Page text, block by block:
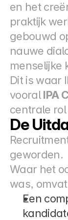
en het
praktijk
gebouwd
nauwe
menselijke
Dit is waar
vooral IPA
centrale
De
geworden.
Waar het
was,
Een